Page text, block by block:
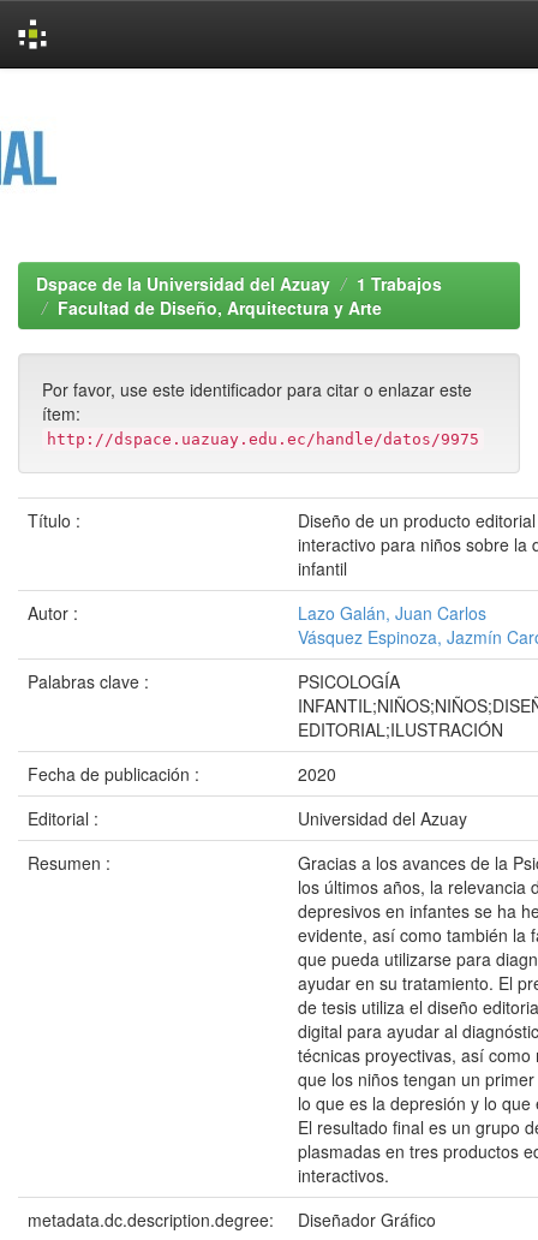
Dspace de la Universidad del Azuay
1 Trabajos
Facultad de Diseño, Arquitectura y Arte
Por favor, use este identificador para citar o enlazar este
ítem:
http://dspace.uazuay.edu.ec/handle/datos/9975
Título :
Diseño de un producto
interactivo para niños sobre la
infantil
Autor :
Lazo Galán, Juan Carlos
Vásquez Espinoza, Jazmín
Palabras clave :
PSICOLOGÍA
EDITORIAL;ILUSTRACIÓN
Fecha de publicación :
2020
Editorial :
Universidad del Azuay
Resumen :
Gracias a los avances de la
los últimos años, la relevancia
depresivos en infantes se ha
evidente, así como también la
que pueda utilizarse para
ayudar en su tratamiento. El
de tesis utiliza el diseño
digital para ayudar al
técnicas proyectivas, así como
que los niños tengan un
lo que es la depresión y lo que
El resultado final es un grupo
plasmadas en tres productos
interactivos.
metadata.dc.description.degree:
Diseñador Gráfico